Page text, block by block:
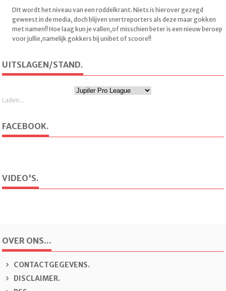
DIt wordt het niveau van een roddelkrant. Niets is hierover gezegd
geweest in de media, doch blijven snertreporters als deze maar gokken
met namen!! Hoe laag kun je vallen,of misschien beter is een nieuw beroep
voor jullie,namelijk gokkers bij unibet of scoore!!
UITSLAGEN/STAND.
Laden...
FACEBOOK.
VIDEO'S.
OVER ONS...
CONTACTGEGEVENS.
DISCLAIMER.